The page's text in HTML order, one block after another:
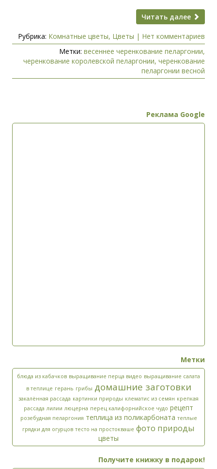
Читать далее
Рубрика: Комнатные цветы, Цветы | Нет комментариев
Метки: весеннее черенкование пеларгонии,
черенкование королевской пеларгонии, черенкование
пеларгонии весной
Реклама Google
Метки
блюда из кабачков выращивание перца видео выращивание салата
в теплице герань грибы домашние заготовки
закалённая рассада картинки природы клематис из семян крепкая
рассада лилии люцерна перец калифорнийское чудо рецепт
розебудная пеларгония теплица из поликарбоната теплые
грядки для огурцов тесто на простокваше фото природы
цветы
Получите книжку в подарок!